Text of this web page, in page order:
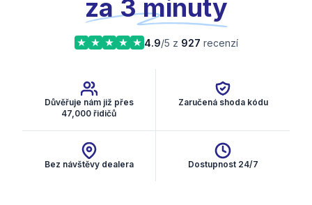
za 3 minuty
4.9/5 z 927 recenzí
Důvěřuje nám již přes
47,000 řidičů
Zaručená shoda kódu
Bez návštěvy dealera Dostupnost 24/7